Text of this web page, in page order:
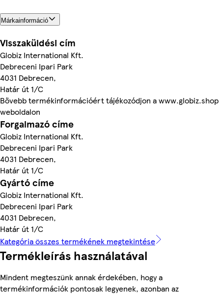
Márkainformáció
Visszaküldési cím
Globiz International Kft.
Debreceni Ipari Park
4031 Debrecen,
Határ út 1/C
Bővebb termékinformációért tájékozódjon a www.globiz.shop
weboldalon
Forgalmazó címe
Globiz International Kft.
Debreceni Ipari Park
4031 Debrecen,
Határ út 1/C
Gyártó címe
Globiz International Kft.
Debreceni Ipari Park
4031 Debrecen,
Határ út 1/C
Kategória összes termékének megtekintése
Termékleírás használatával
Mindent megteszünk annak érdekében, hogy a
termékinformációk pontosak legyenek, azonban az